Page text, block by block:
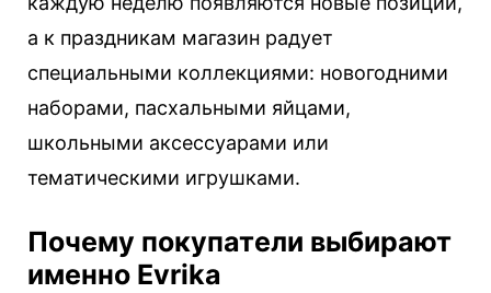
а к праздникам магазин радует
специальными коллекциями: новогодними
наборами, пасхальными яйцами,
школьными аксессуарами или
тематическими игрушками.
Почему покупатели выбирают
именно Evrika